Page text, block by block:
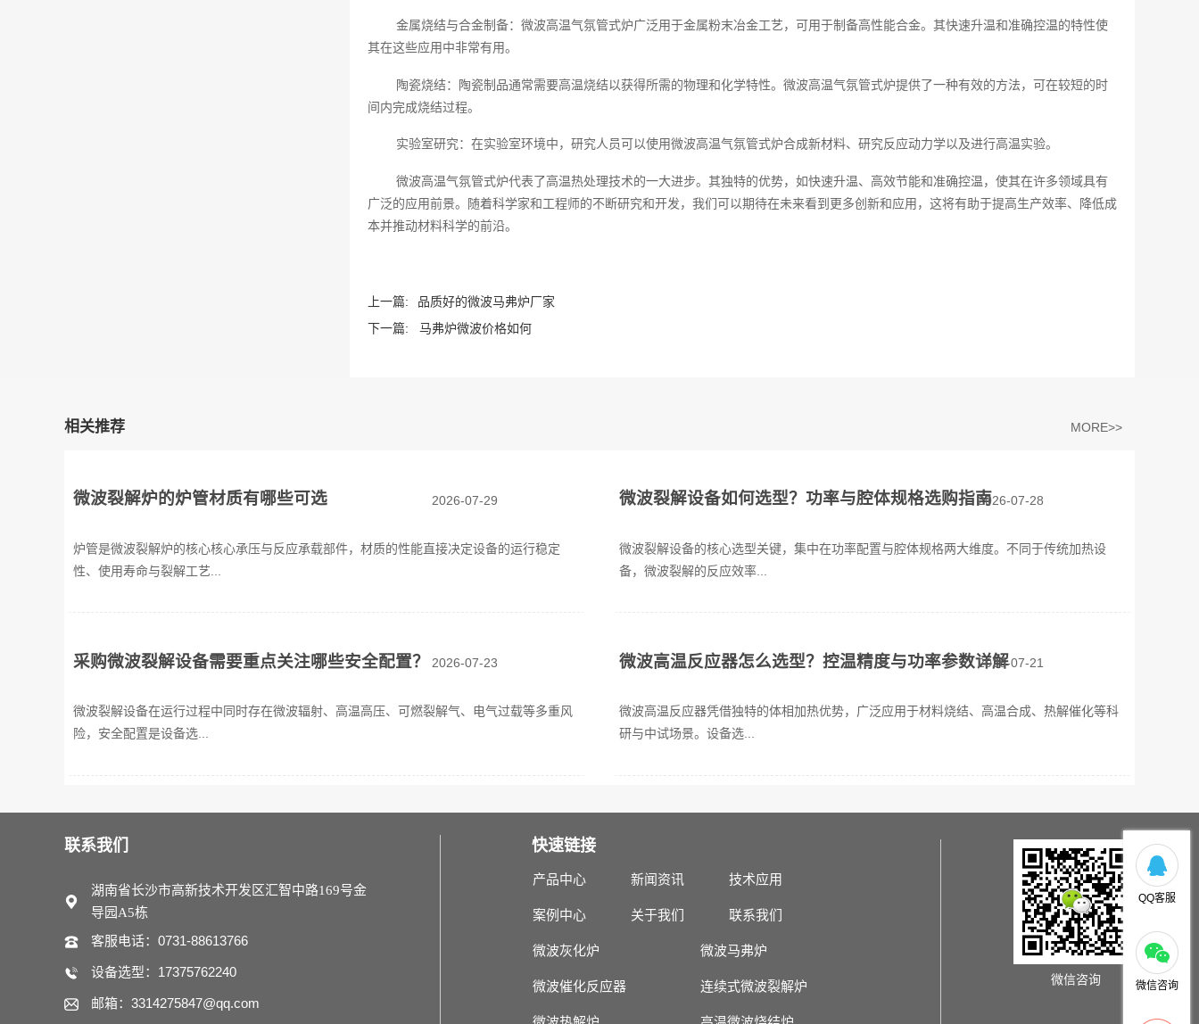
金属烧结与合金制备：微波高温气氛管式炉广泛用于金属粉末冶金工艺，可用于制备高性能合金。其快速升温和准确控温的特性使
其在这些应用中非常有用。
陶瓷烧结：陶瓷制品通常需要高温烧结以获得所需的物理和化学特性。微波高温气氛管式炉提供了一种有效的方法，可在较短的时
间内完成烧结过程。
实验室研究：在实验室环境中，研究人员可以使用微波高温气氛管式炉合成新材料、研究反应动力学以及进行高温实验。
微波高温气氛管式炉代表了高温热处理技术的一大进步。其独特的优势，如快速升温、高效节能和准确控温，使其在许多领域具有
广泛的应用前景。随着科学家和工程师的不断研究和开发，我们可以期待在未来看到更多创新和应用，这将有助于提高生产效率、降低成
本并推动材料科学的前沿。
上一篇:
品质好的微波马弗炉厂家
下一篇:
马弗炉微波价格如何
相关推荐 MORE>>
微波裂解炉的炉管材质有哪些可选
炉管是微波裂解炉的核心核心承压与反应承载部件，材质的性能直接决定设备的运行稳定
性、使用寿命与裂解工艺...
2026-07-29 微波裂解设备如何选型？功率与腔体规格选购指南
微波裂解设备的核心选型关键，集中在功率配置与腔体规格两大维度。不同于传统加热设
备，微波裂解的反应效率...
2026-07-28
采购微波裂解设备需要重点关注哪些安全配置？
微波裂解设备在运行过程中同时存在微波辐射、高温高压、可燃裂解气、电气过载等多重风
险，安全配置是设备选...
2026-07-23 微波高温反应器怎么选型？控温精度与功率参数详解
微波高温反应器凭借独特的体相加热优势，广泛应用于材料烧结、高温合成、热解催化等科
研与中试场景。设备选...
2026-07-21
联系我们
湖南省长沙市高新技术开发区汇智中路169号金
导园A5栋
客服电话：0731-88613766
设备选型：17375762240
邮箱：3314275847@qq.com
快速链接
产品中心 新闻资讯 技术应用
案例中心 关于我们 联系我们
微波灰化炉 微波马弗炉
微波催化反应器 连续式微波裂解炉 微信咨询
QQ客服
微信咨询